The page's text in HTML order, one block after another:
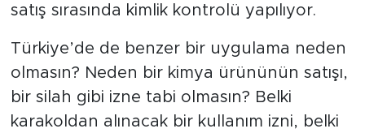
satış sırasında kimlik kontrolü yapılıyor.
Türkiye’de de benzer bir uygulama neden
olmasın? Neden bir kimya ürününün satışı,
bir silah gibi izne tabi olmasın? Belki
karakoldan alınacak bir kullanım izni, belki